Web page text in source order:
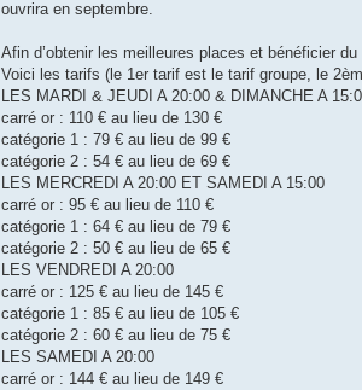
ouvrira en septembre.
Afin d’obtenir les meilleures places et bénéficier
Voici les tarifs (le 1er tarif est le tarif groupe, le
LES MARDI & JEUDI A 20:00 & DIMANCHE A
carré or : 110 € au lieu de 130 €
catégorie 1 : 79 € au lieu de 99 €
catégorie 2 : 54 € au lieu de 69 €
LES MERCREDI A 20:00 ET SAMEDI A 15:00
carré or : 95 € au lieu de 110 €
catégorie 1 : 64 € au lieu de 79 €
catégorie 2 : 50 € au lieu de 65 €
LES VENDREDI A 20:00
carré or : 125 € au lieu de 145 €
catégorie 1 : 85 € au lieu de 105 €
catégorie 2 : 60 € au lieu de 75 €
LES SAMEDI A 20:00
carré or : 144 € au lieu de 149 €